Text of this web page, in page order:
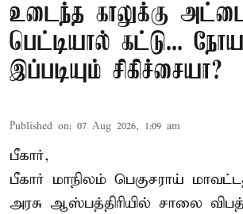
உடைந்த காலுக்கு
பெட்டியால் கட்டு...
இப்படியும் சிகிச்சையா?
Published on: 07 Aug 2026, 1:09 am
பீகார்,
பீகார் மாநிலம் பெகுசராய்
அரசு ஆஸ்பத்திரியில் சாலை